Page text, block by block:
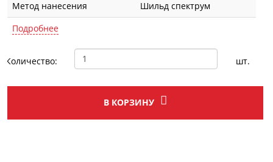
Метод нанесения
Шильд спектрум
Подробнее
Количество: шт.
В КОРЗИНУ